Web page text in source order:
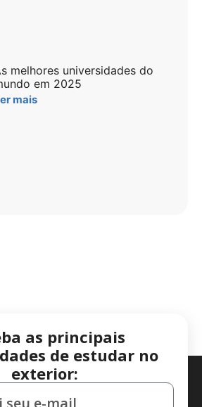
melhores universidades do
em 2025
mais
as principais
de estudar no
exterior: